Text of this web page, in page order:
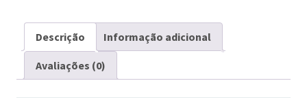
Descrição Informação adicional
Avaliações (0)